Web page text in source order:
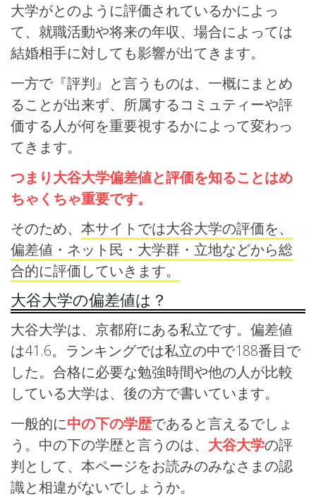
大学がとのように評価されているかによっ
て、就職活動や将来の年収、場合によっては
結婚相手に対しても影響が出てきます。
一方で『評判』と言うものは、一概にまとめ
ることが出来ず、所属するコミュティーや評
価する人が何を重要視するかによって変わっ
てきます。
つまり大谷大学偏差値と評価を知ることはめ
ちゃくちゃ重要です。
そのため、 本サイトでは大谷大学の評価を、
偏差値・ネット民・大学群・立地などから総
合的に評価していきます。
大谷大学の偏差値は？
大谷大学は、京都府にある私立です。偏差値
は41.6。ランキングでは私立の中で188番目で
した。合格に必要な勉強時間や他の人が比較
している大学は、後の方で書いています。
一般的に中の下の学歴であると言えるでしょ
う。中の下の学歴と言うのは、 大谷大学の評
判として、本ページをお読みのみなさまの認
識と相違がないでしょうか。